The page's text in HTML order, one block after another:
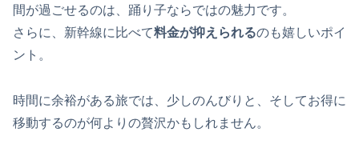
間が過ごせるのは、踊り子ならではの魅力です。
さらに、新幹線に比べて料金が抑えられるのも嬉しいポイ
ント。
時間に余裕がある旅では、少しのんびりと、そしてお得に
移動するのが何よりの贅沢かもしれません。